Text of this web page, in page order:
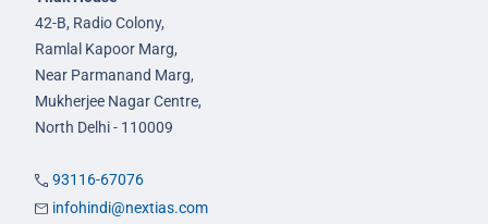
42-B, Radio Colony,
Ramlal Kapoor Marg,
Near Parmanand Marg,
Mukherjee Nagar Centre,
North Delhi - 110009
93116-67076
infohindi@nextias.com